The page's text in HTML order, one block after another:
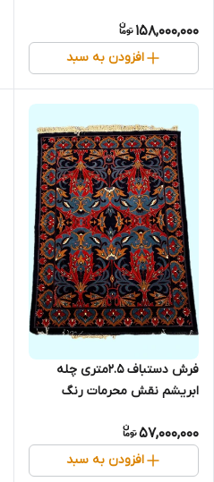
158,000,000
افزودن به سبد
فرش دستباف 2.5متری چله
ابریشم نقش محرمات رنگ
57,000,000
افزودن به سبد